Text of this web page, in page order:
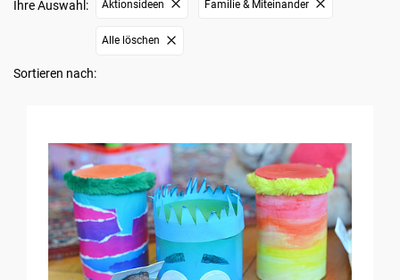
Ihre Auswahl: Aktionsideen Familie & Miteinander
Alle löschen
Sortieren nach: